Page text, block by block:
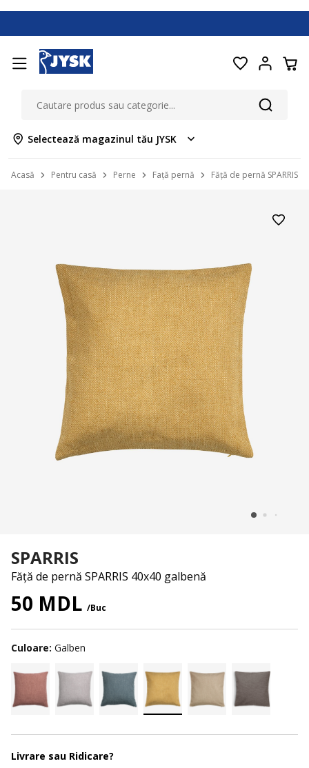
Selectează magazinul tău JYSK
Acasă Pentru casă Perne Față pernă Făță de pernă SPARRIS
SPARRIS
Făță de pernă SPARRIS 40x40 galbenă
50 MDL /Buc
Culoare: Galben
Livrare sau Ridicare?